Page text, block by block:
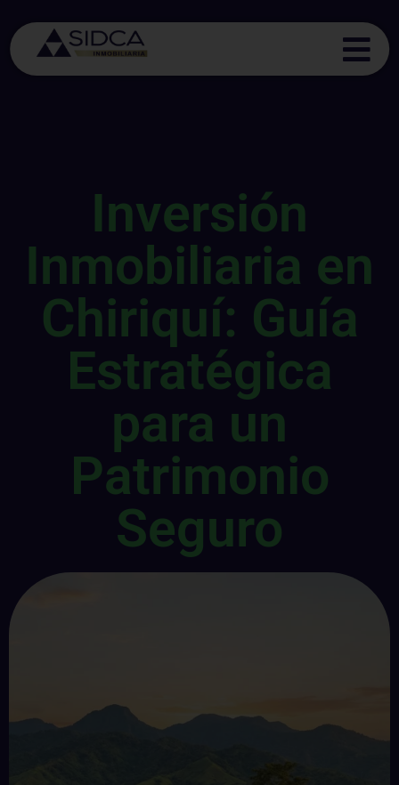
Inversión
Inmobiliaria en
Chiriquí: Guía
Estratégica
para un
Patrimonio
Seguro